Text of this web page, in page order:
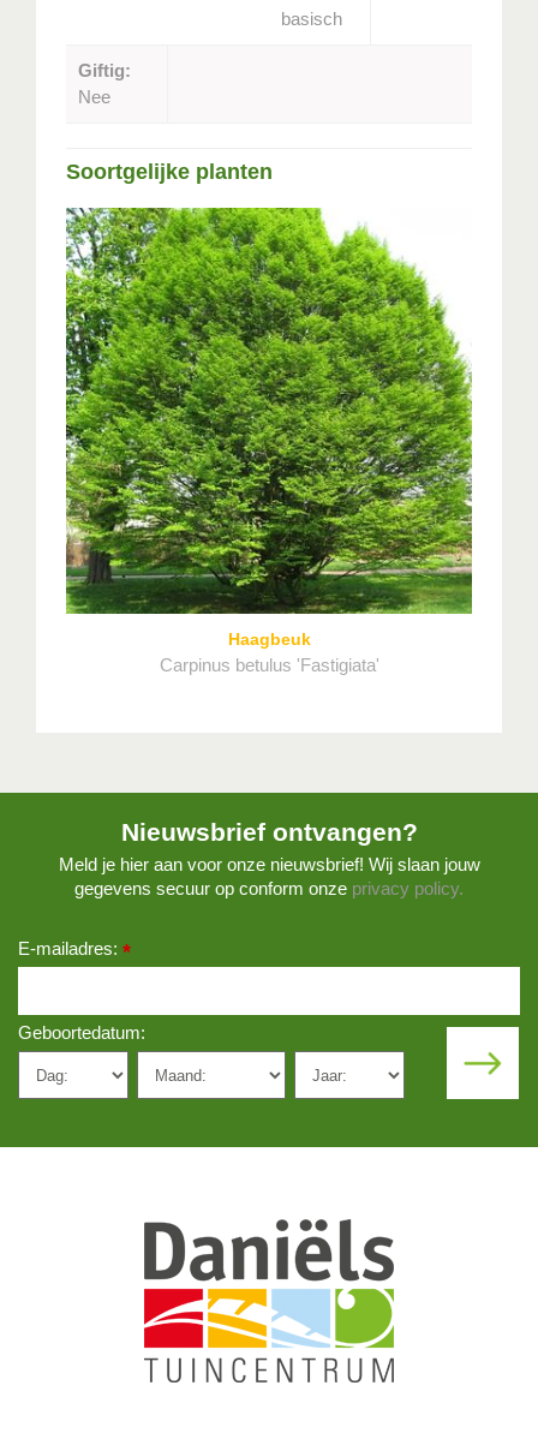
basisch
Giftig:
Nee
Soortgelijke planten
Haagbeuk
Carpinus betulus 'Fastigiata'
Nieuwsbrief ontvangen?
Meld je hier aan voor onze nieuwsbrief! Wij slaan jouw
gegevens secuur op conform onze privacy policy.
E-mailadres: *
Geboortedatum: